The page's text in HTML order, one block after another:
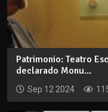
Patrimonio: Teatro
declarado Monu...
Sep 12 2024